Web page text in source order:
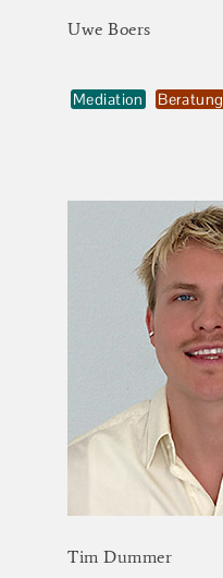
Uwe Boers
Mediation Beratung
Tim Dummer